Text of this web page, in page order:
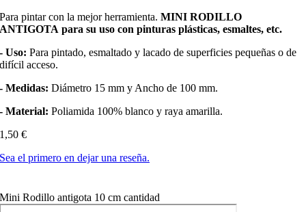
Para pintar con la mejor herramienta.MINI RODILLO
ANTIGOTA para su uso con pinturas plásticas, esmaltes, etc.
- Uso:Para pintado, esmaltado y lacado de superficies pequeñas o de
difícil acceso.
- Medidas: Diámetro 15 mm y Ancho de 100 mm.
- Material: Poliamida 100% blanco y raya amarilla.
1,50€
Sea el primero en dejar una reseña.
Mini Rodillo antigota 10 cm cantidad